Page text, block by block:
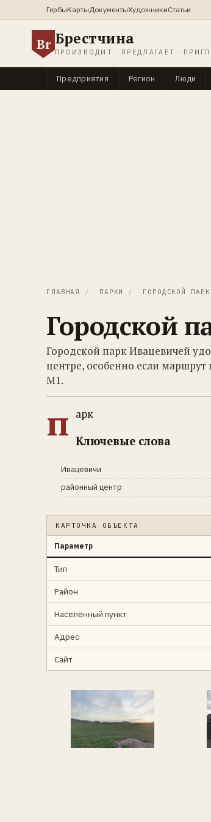
ГербыКартыДокументыХудожникиСтатьи
Br Брестчина
ПРОИЗВОДИТ · ПРЕДЛАГАЕТ ·
Предприятия Регион Люди
ГЛАВНАЯ / ПАРКИ / ГОРОДСКОЙ
Городской
Городской парк Ивацевичей
центре, особенно если маршрут
М1.
п арк
Ключевые слова
Ивацевичи
районный центр
КАРТОЧКА ОБЪЕКТА
Параметр
Тип
Район
Населённый пункт
Адрес
Сайт